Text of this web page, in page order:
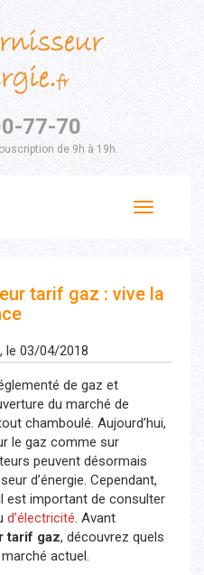
77-70
de 9h à 19h.
Toggle
tarif gaz : vive la
le 03/04/2018
de gaz et
du marché de
chamboulé. Aujourd’hui,
le gaz comme sur
peuvent désormais
d’énergie. Cependant,
est important de consulter
d’électricité. Avant
tarif gaz, découvrez quels
actuel.